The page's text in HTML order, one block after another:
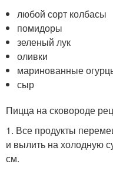
любой сорт колбасы
помидоры
зеленый лук
оливки
маринованные
сыр
Пицца на сковороде
1. Все продукты
и вылить на холодную
см.